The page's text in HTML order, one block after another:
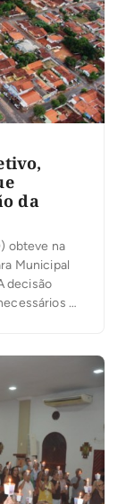
da
obteve na
Municipal
decisão
ao
a